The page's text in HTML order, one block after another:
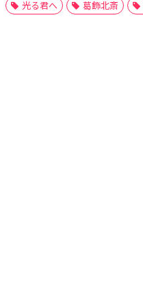
光る君へ 葛飾北斎